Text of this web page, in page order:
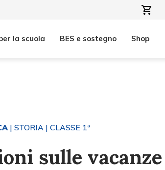
la scuola BES e sostegno Shop
| STORIA | CLASSE 1ª
sulle vacanze